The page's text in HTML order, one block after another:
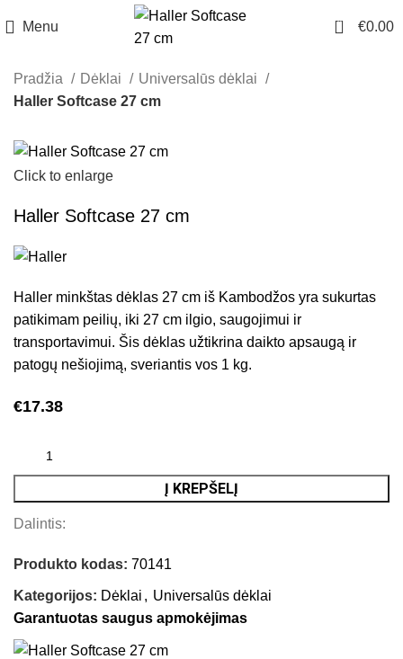
Menu 0 €0.00
Pradžia Dėklai
Universalūs dėklai
Haller Softcase 27 cm
Click to enlarge
Haller Softcase 27 cm
Haller minkštas dėklas 27 cm iš Kambodžos yra sukurtas
patikimam peilių, iki 27 cm ilgio, saugojimui ir
transportavimui. Šis dėklas užtikrina daikto apsaugą ir
patogų nešiojimą, sveriantis vos 1 kg.
€17.38
Į KREPŠELĮ
Dalintis:
Produkto kodas:70141
Kategorijos: Dėklai , Universalūs dėklai
Garantuotas saugus apmokėjimas